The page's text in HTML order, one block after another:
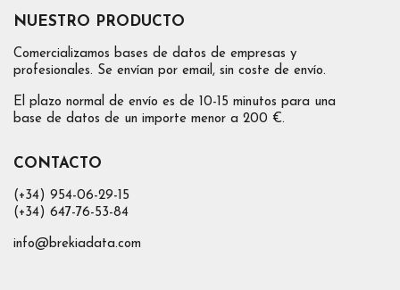
NUESTRO PRODUCTO
Comercializamos bases de datos de empresas y
profesionales. Se envían por email, sin coste de envío.
El plazo normal de envío es de 10-15 minutos para una
base de datos de un importe menor a 200 €.
CONTACTO
(+34) 954-06-29-15
(+34) 647-76-53-84
info@brekiadata.com